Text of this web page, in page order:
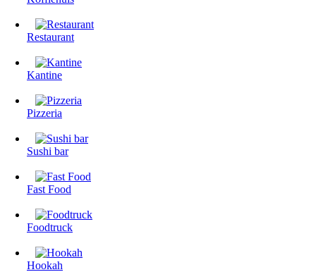
Restaurant
Kantine
Pizzeria
Sushi bar
Fast Food
Foodtruck
Hookah